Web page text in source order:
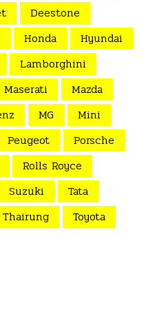
Deestone
Honda
Hyundai
Lamborghini
Maserati
Mazda
MG
Mini
Peugeot
Porsche
Rolls Royce
Suzuki
Tata
Thairung
Toyota